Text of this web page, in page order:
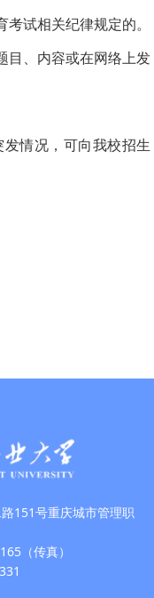
试相关纪律规定的。
目、内容或在网络上发
情况，可向我校招生
151号重庆城市管理职
（传真）